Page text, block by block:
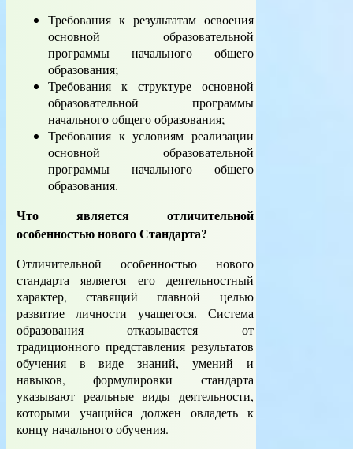
Требования к результатам освоения
основной образовательной
программы начального общего
образования;
Требования к структуре основной
образовательной программы
начального общего образования;
Требования к условиям реализации
основной образовательной
программы начального общего
образования.
Что является отличительной
особенностью нового Стандарта?
Отличительной особенностью нового
стандарта является его деятельностный
характер, ставящий главной целью
развитие личности учащегося. Система
образования отказывается от
традиционного представления результатов
обучения в виде знаний, умений и
навыков, формулировки стандарта
указывают реальные виды деятельности,
которыми учащийся должен овладеть к
концу начального обучения.